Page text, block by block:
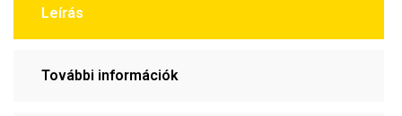
Leírás
További információk